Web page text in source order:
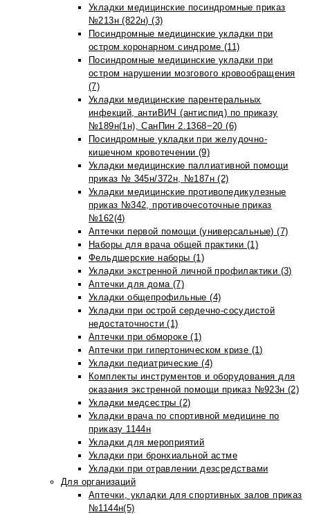
Укладки медицинские посиндромные приказ
№213н (822н) (3)
Посиндромные медицинские укладки при
остром коронарном синдроме (11)
Посиндромные медицинские укладки при
остром нарушении мозгового кровообращения
(7)
Укладки медицинские парентеральных
инфекций, антиВИЧ (антиспид) по приказу
№189н(1н), СанПин 2.1368−20 (6)
Посиндромные укладки при желудочно-
кишечном кровотечении (9)
Укладки медицинские паллиативной помощи
приказ № 345н/372н, №187н (2)
Укладки медицинские противопедикулезные
приказ №342, противочесоточные приказ
№162(4)
Аптечки первой помощи (универсальные) (7)
Наборы для врача общей практики (1)
Фельдшерские наборы (1)
Укладки экстренной личной профилактики (3)
Аптечки для дома (7)
Укладки общепрофильные (4)
Укладки при острой сердечно-сосудистой
недостаточности (1)
Аптечки при обмороке (1)
Аптечки при гипертоническом кризе (1)
Укладки педиатрические (4)
Комплекты инструментов и оборудования для
оказания экстренной помощи приказ №923н (2)
Укладки медсестры (2)
Укладки врача по спортивной медицине по
приказу 1144н
Укладки для мероприятий
Укладки при бронхиальной астме
Укладки при отравлении дезсредствами
Для организаций
Аптечки, укладки для спортивных залов приказ
№1144н(5)